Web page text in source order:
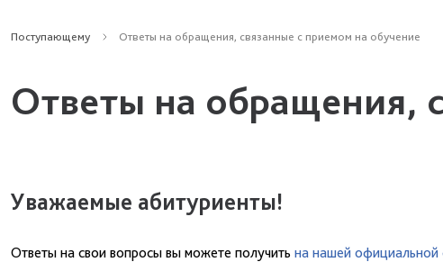
Поступающему Ответы на обращения, связанные с приемом на обучение
Ответы на обращения,
Уважаемые абитуриенты!
Ответы на свои вопросы вы можете получить на нашей официальной